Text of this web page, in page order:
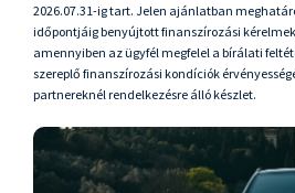
2026.07.31-ig tart. Jelen ajánlatban
időpontjáig benyújtott finanszírozási
amennyiben az ügyfél megfelel a bírálati
szereplő finanszírozási kondíciók
partnereknél rendelkezésre álló készlet.